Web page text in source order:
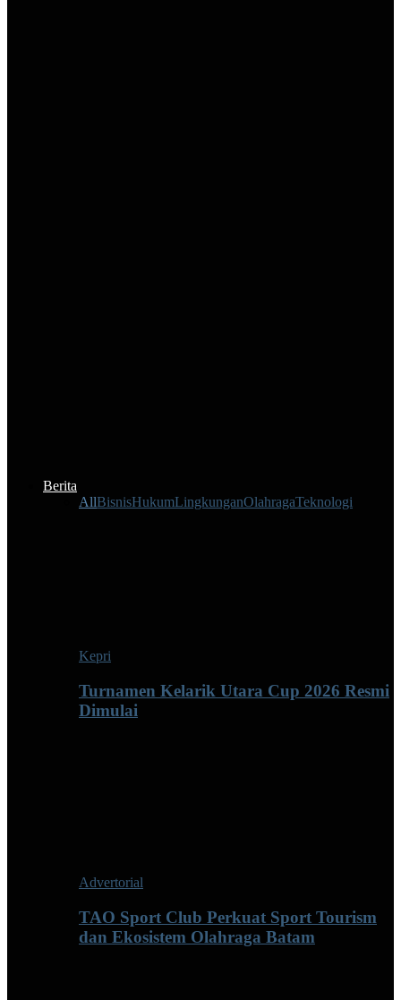
Berita
AllBisnisHukumLingkunganOlahragaTeknologi
Kepri
Turnamen Kelarik Utara Cup 2026 Resmi
Dimulai
Advertorial
TAO Sport Club Perkuat Sport Tourism
dan Ekosistem Olahraga Batam